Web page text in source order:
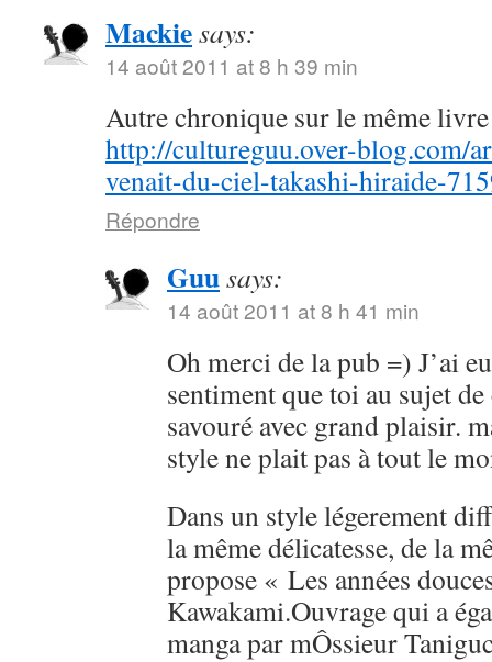
Mackiesays:
14 août 2011 at 8 h 39 min
Autre chronique sur le même
http://cultureguu.over-blog.com/
venait-du-ciel-takashi-hiraide-
Répondre
Guusays:
14 août 2011 at 8 h 41 min
Oh merci de la pub =) J’ai
sentiment que toi au sujet
savouré avec grand plaisir.
style ne plait pas à tout le
Dans un style légerement
la même délicatesse, de la
propose « Les années
Kawakami.Ouvrage qui a
manga par mÔssieur